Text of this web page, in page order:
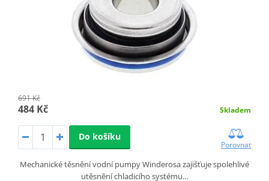
691 Kč
484 Kč Skladem
Do košíku
Porovnat
Mechanické těsnění vodní pumpy Winderosa zajišťuje spolehlivé
utěsnění chladicího systému…